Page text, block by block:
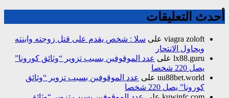
أحدث التعليقات
viagra zoloft على سلا : شخص يقدم على قتل زوجته وابنته
ويحاول الانتحار
lx88.guru على عدد الموقوفين بسبب تزوير “وثائق كورونا”
يصل 220 شخصا
uu88bet.world على عدد الموقوفين بسبب تزوير “وثائق
كورونا” يصل 220 شخصا